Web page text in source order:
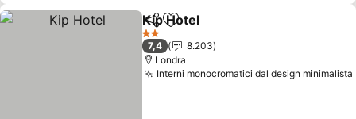
CondividiAggiungi ai preferiti
Kip Hotel
2 Stelle
7,4
8.203
Londra
Interni monocromatici dal design minimalista